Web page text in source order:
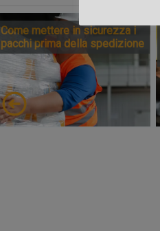
Come mettere in sicurezza i
pacchi prima della spedizione